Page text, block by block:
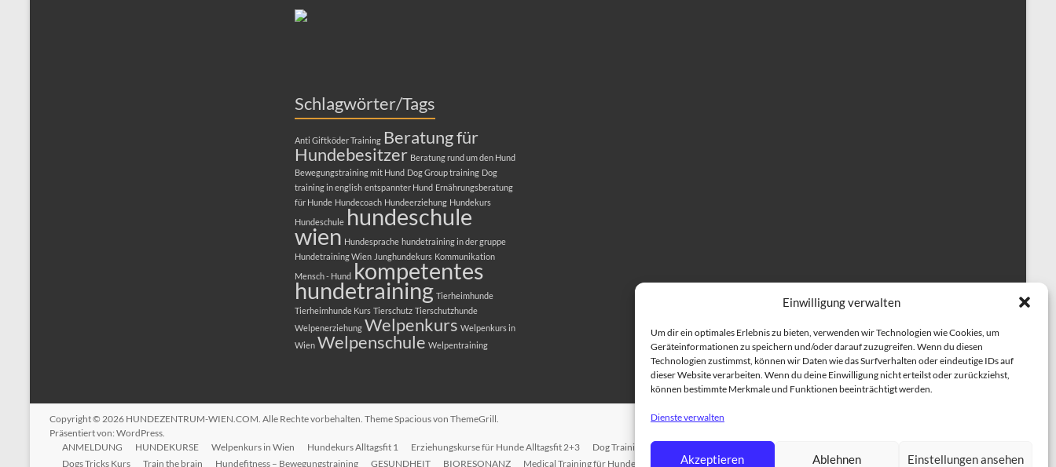
Einwilligung verwalten
Um dir ein optimales Erlebnis zu bieten, verwenden wir Technologien wie Cookies, um
Geräteinformationen zu speichern und/oder darauf zuzugreifen. Wenn du diesen
Technologien zustimmst, können wir Daten wie das Surfverhalten oder eindeutige IDs auf
dieser Website verarbeiten. Wenn du deine Einwilligung nicht erteilst oder zurückziehst,
können bestimmte Merkmale und Funktionen beeinträchtigt werden.
Dienste verwalten
Akzeptieren Ablehnen Einstellungen ansehen
Schlagwörter/Tags
Anti Giftköder Training Beratung für
Hundebesitzer Beratung rund um den Hund
Bewegungstraining mit Hund Dog Group training Dog
training in english entspannter Hund Ernährungsberatung
für Hunde Hundecoach Hundeerziehung Hundekurs
Hundeschule hundeschule
wien Hundesprache hundetraining in der gruppe
Hundetraining Wien Junghundekurs Kommunikation
Mensch - Hund kompetentes
hundetraining Tierheimhunde
Tierheimhunde Kurs Tierschutz Tierschutzhunde
Welpenerziehung Welpenkurs Welpenkurs in
Wien Welpenschule Welpentraining
Copyright © 2026 HUNDEZENTRUM-WIEN.COM. Alle Rechte vorbehalten. ThemeSpaciousvon ThemeGrill.
Präsentiert von: WordPress.
ANMELDUNG
HUNDEKURSE Welpenkurs in Wien Hundekurs Alltagsfit 1 Erziehungskurse für Hunde Alltagsfit 2+3 Dog Training in English Therapiehundeausbildung
Dogs Tricks Kurs
Train the brain Hundefitness – Bewegungstraining GESUNDHEIT BIORESONANZ Medical Training für Hunde EINZELTRAINING Einzeltraining für Hunde ÜBER UNS TRAINER TEAM